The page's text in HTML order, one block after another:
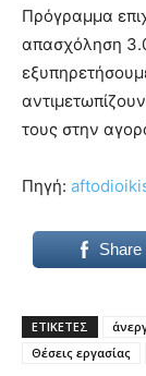
Πρόγραμμα
απασχόληση
τους στην
Πηγή:
Share
ΕΤΙΚΕΤΕΣ
Θέσεις εργασίας